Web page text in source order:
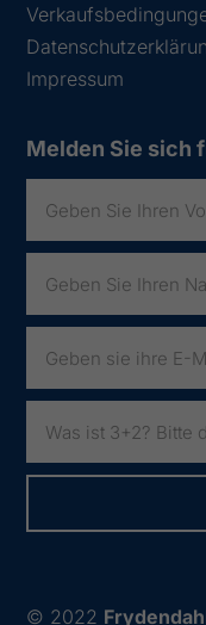
Impressum
Melden Sie sich
© 2022